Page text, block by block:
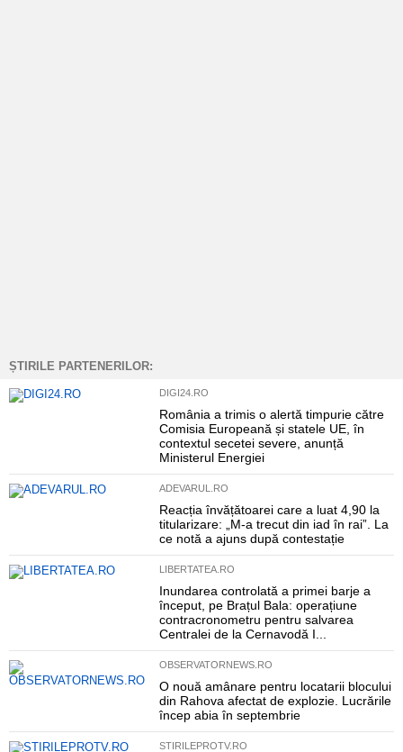
ȘTIRILE PARTENERILOR:
DIGI24.RO
România a trimis o alertă timpurie către
Comisia Europeană și statele UE, în
contextul secetei severe, anunță
Ministerul Energiei
ADEVARUL.RO
Reacția învățătoarei care a luat 4,90 la
titularizare: „M-a trecut din iad în rai”. La
ce notă a ajuns după contestație
LIBERTATEA.RO
Inundarea controlată a primei barje a
început, pe Brațul Bala: operațiune
contracronometru pentru salvarea
Centralei de la Cernavodă I...
OBSERVATORNEWS.RO
O nouă amânare pentru locatarii blocului
din Rahova afectat de explozie. Lucrările
încep abia în septembrie
STIRILEPROTV.RO